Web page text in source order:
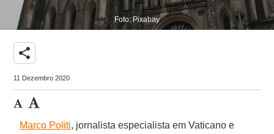
Foto: Pixabay
share
11 Dezembro 2020
Marco Politi, jornalista especialista em Vaticano e